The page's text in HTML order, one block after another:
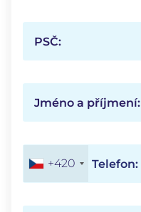
PSČ:
Jméno a příjmení:
Telefon:
+420